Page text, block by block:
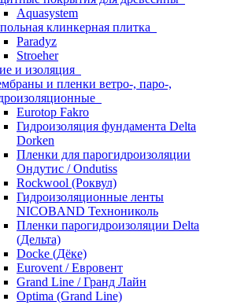
Aquasystem
клинкерная плитка
Paradyz
Stroeher
и изоляция
и пленки ветро-, паро-,
Eurotop Fakro
Гидроизоляция фундамента Delta
Dorken
Пленки для парогидроизоляции
Ондутис / Ondutiss
Rockwool (Роквул)
Гидроизоляционные ленты
NICOBAND Технониколь
Пленки парогидроизоляции Delta
(Дельта)
Docke (Дёке)
Eurovent / Евровент
Grand Line / Гранд Лайн
Optima (Grand Line)